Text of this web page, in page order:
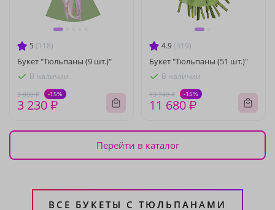
5 (118)
Букет "Тюльпаны (9 шт.)"
В наличии
3 800 ₽ -15%
3 230 ₽
4.9 (319)
Букет "Тюльпаны (51 шт.)"
В наличии
13 740 ₽ -15%
11 680 ₽
Перейти в каталог
ВСЕ БУКЕТЫ С ТЮЛЬПАНАМИ